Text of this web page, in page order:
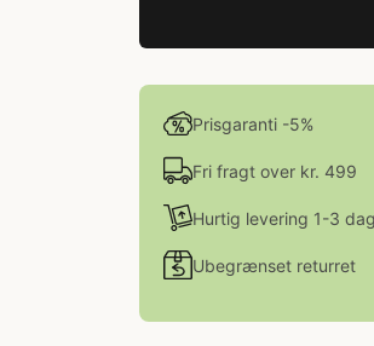
Prisgaranti -5%
Fri fragt over kr. 499
Hurtig levering 1-3
Ubegrænset returret